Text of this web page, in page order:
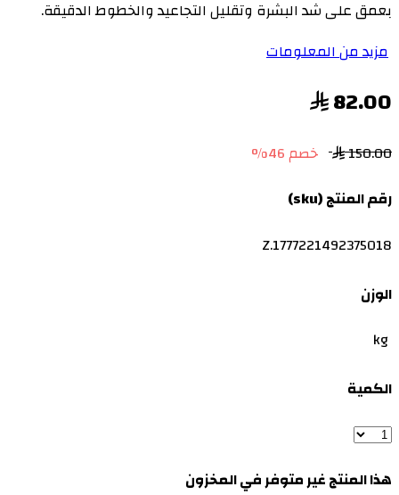
بعمق على شد البشرة وتقليل التجاعيد والخطوط الدقيقة.
مزيد من المعلومات
82.00
150.00
رقم المنتج (sku)
Z.1777221492375018
الوزن
الكمية
هذا المنتج غير متوفر في المخزون